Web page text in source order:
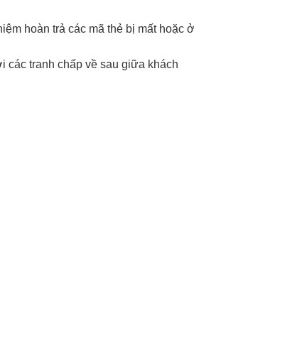
hoàn trả các mã thẻ bị mất hoặc ở
các tranh chấp về sau giữa khách